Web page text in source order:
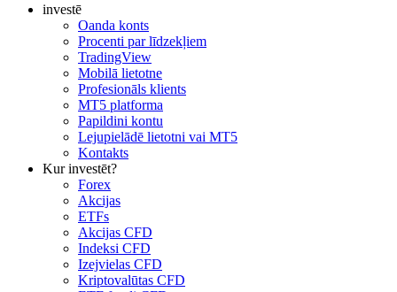
investē
Oanda konts
Procenti par līdzekļiem
TradingView
Mobilā lietotne
Profesionāls klients
MT5 platforma
Papildini kontu
Lejupielādē lietotni vai MT5
Kontakts
Kur investēt?
Forex
Akcijas
ETFs
Akcijas CFD
Indeksi CFD
Izejvielas CFD
Kriptovalūtas CFD